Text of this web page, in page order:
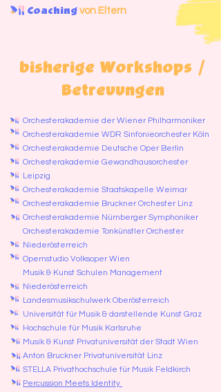
bisherige Workshops /
Betreuungen
Coaching von Eltern
Orchesterakademie der Wiener Philharmoniker
Orchesterakademie WDR Sinfonieorchester Köln
Orchesterakademie Deutsche Oper Berlin
Orchesterakademie Gewandhausorchester
Leipzig
Orchesterakademie Staatskapelle Weimar
Orchesterakademie Bruckner Orchester Linz
Orchesterakademie Nürnberger Symphoniker
Orchesterakademie Tonkünstler Orchester
Niederösterreich
Opernstudio Volksoper Wien
Musik & Kunst Schulen Management
Niederösterreich
Landesmusikschulwerk Oberösterreich
Universität für Musik & darstellende Kunst Graz
Hochschule für Musik Karlsruhe
Musik & Kunst Privatuniversität der Stadt Wien
Anton Bruckner Privatuniversität Linz
STELLA Privathochschule für Musik Feldkirch​​​​
Percussion Meets Identity